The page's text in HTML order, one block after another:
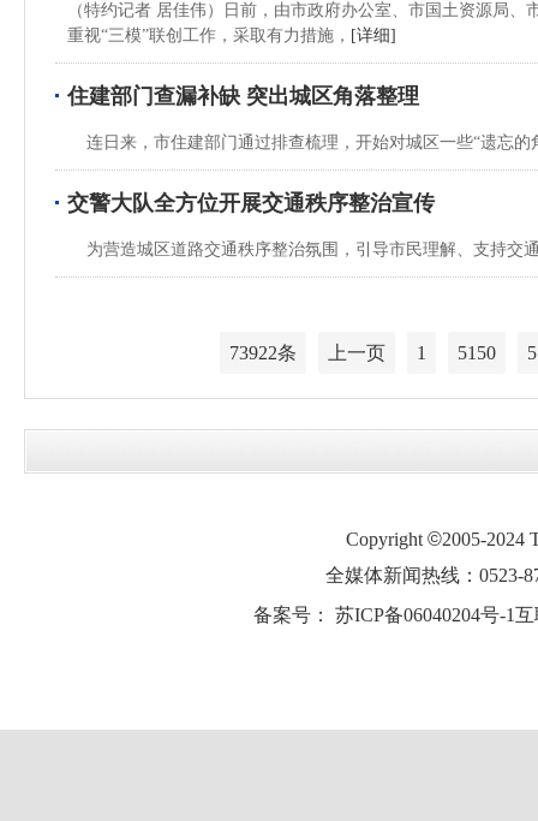
（特约记者 居佳伟）日前，由市政府办公室、市国土资源局
重视“三模”联创工作，采取有力措施， [详细]
住建部门查漏补缺 突出城区角落整理
连日来，市住建部门通过排查梳理，开始对城区一些“遗忘的
交警大队全方位开展交通秩序整治宣传
为营造城区道路交通秩序整治氛围，引导市民理解、支持交
73922条 上一页 1 5150
Copyright ©2005-2024
全媒体新闻热线：0523-
备案号： 苏ICP备06040204号-1互